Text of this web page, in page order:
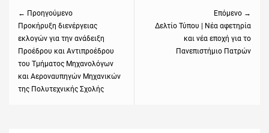
← Προηγούμενο
Previous
post:
Προκήρυξη διενέργειας
εκλογών για την ανάδειξη
Προέδρου και Αντιπροέδρου
του Τμήματος Μηχανολόγων
και Αεροναυπηγών Μηχανικών
της Πολυτεχνικής Σχολής
Επόμενο →
NextΔελτίο Τύπου | Νέα αφετηρία
και νέα εποχή για το
Πανεπιστήμιο Πατρών